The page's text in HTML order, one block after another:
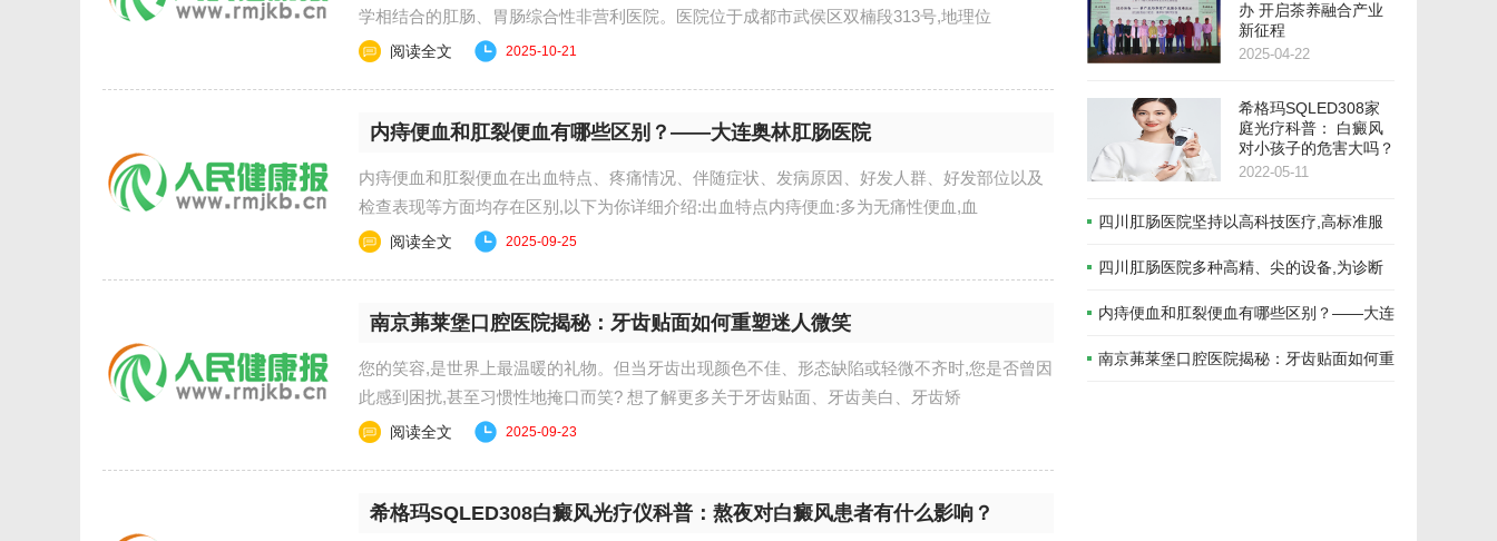
学相结合的肛肠、胃肠综合性非营利医院。医院位于成都市武侯区双楠段313号,地理位
阅读全文 2025-10-21
内痔便血和肛裂便血有哪些区别？——大连奥林肛肠医院
内痔便血和肛裂便血在出血特点、疼痛情况、伴随症状、发病原因、好发人群、好发部位以及
检查表现等方面均存在区别,以下为你详细介绍:出血特点内痔便血:多为无痛性便血,血
阅读全文 2025-09-25
南京茀莱堡口腔医院揭秘：牙齿贴面如何重塑迷人微笑
您的笑容,是世界上最温暖的礼物。但当牙齿出现颜色不佳、形态缺陷或轻微不齐时,您是否曾因
此感到困扰,甚至习惯性地掩口而笑? 想了解更多关于牙齿贴面、牙齿美白、牙齿矫
阅读全文 2025-09-23
希格玛SQLED308白癜风光疗仪科普：熬夜对白癜风患者有什么影响？
办 开启茶养融合产业
新征程
2025-04-22
希格玛SQLED308家
庭光疗科普： 白癜风
对小孩子的危害大吗？
2022-05-11
四川肛肠​医院坚持以高科技医疗,高标准服
务四川肛肠医院多种高精、尖的设备,为诊断
检测、治疗提供保障。
内痔便血和肛裂便血有哪些区别？——大连
奥林肛肠医院
南京茀莱堡口腔医院揭秘：牙齿贴面如何重